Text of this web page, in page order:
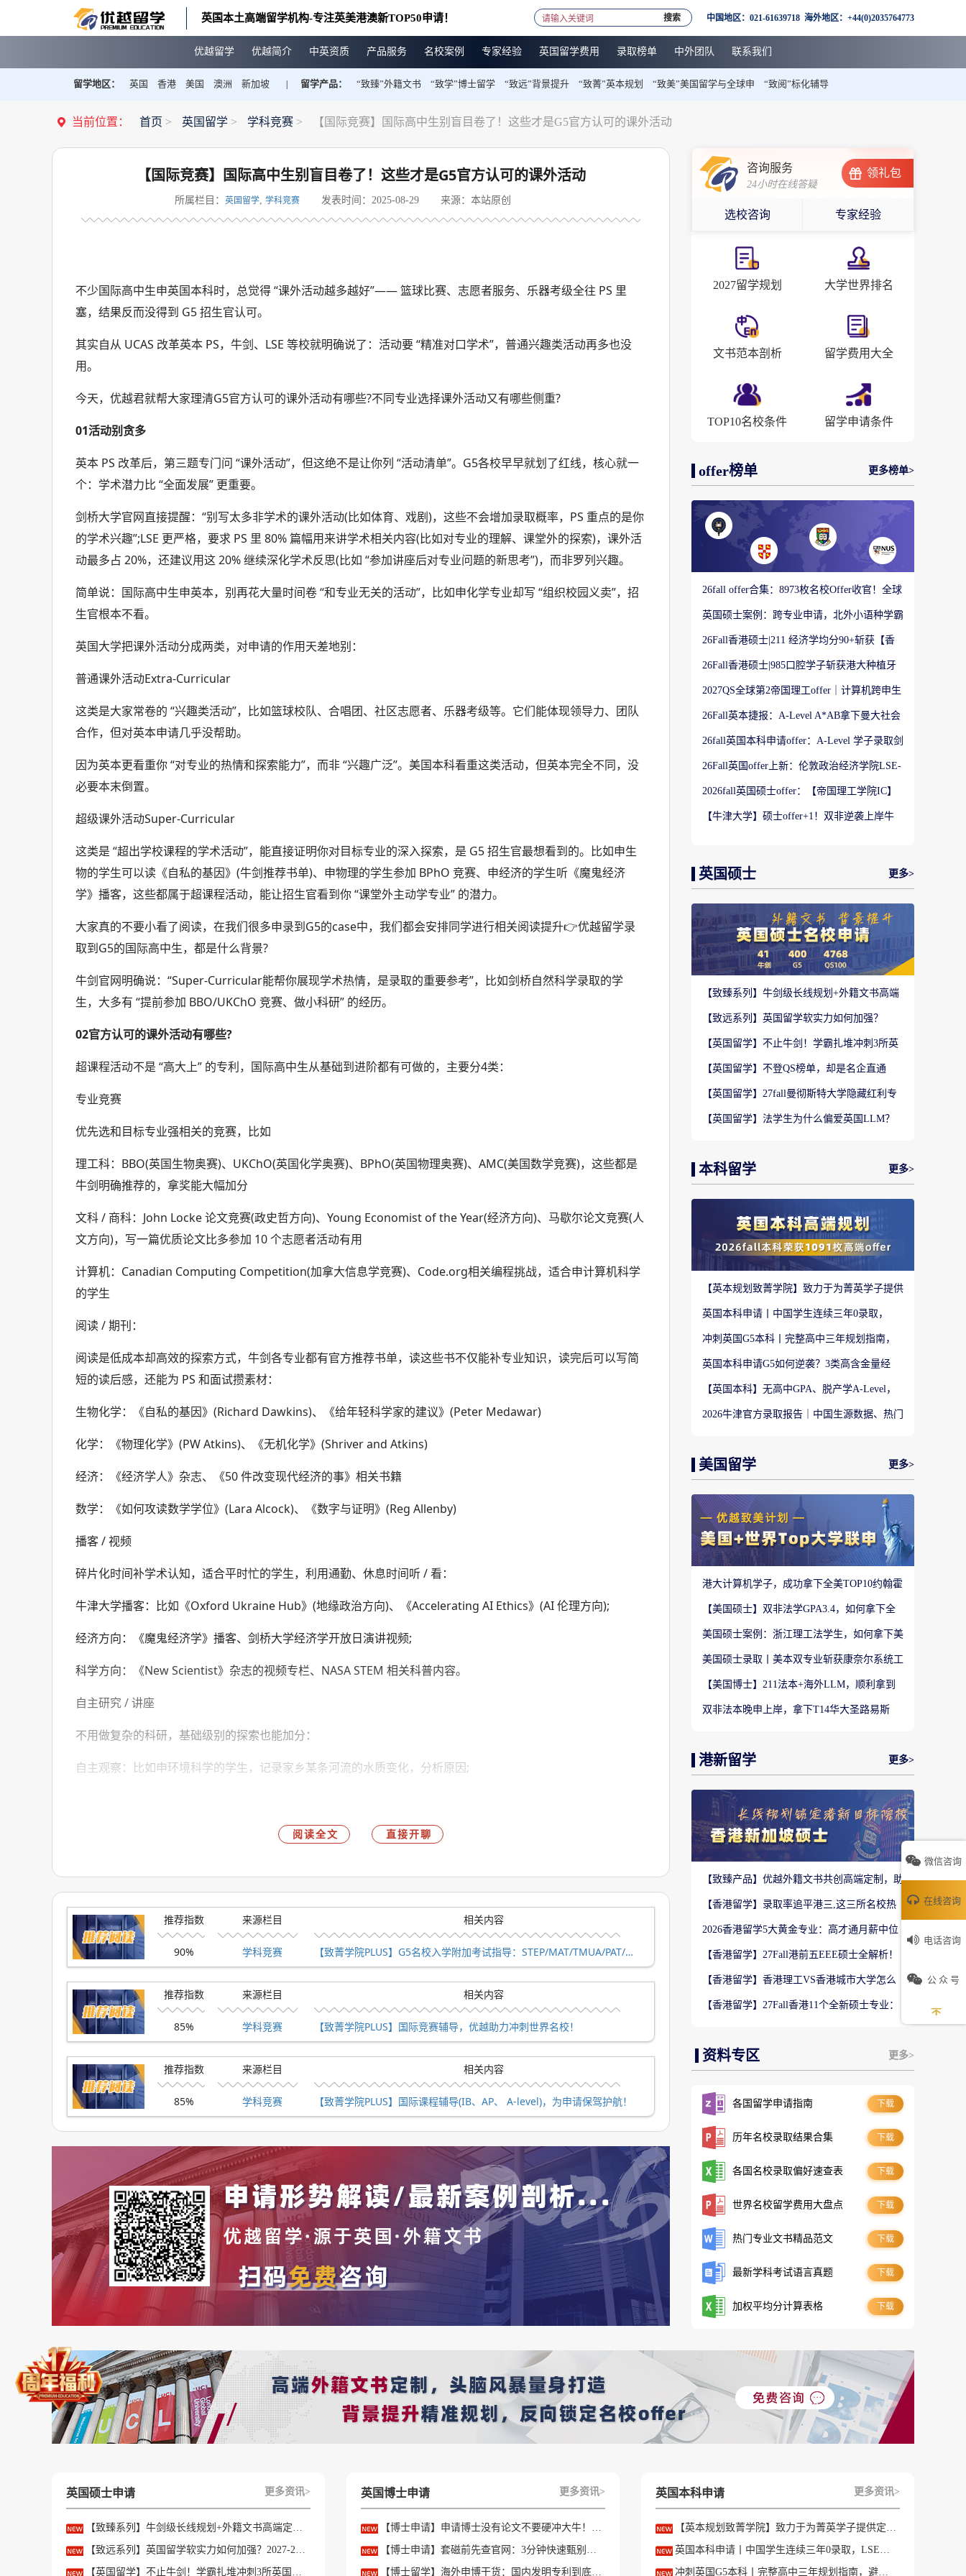
英国本土高端留学机构-专注英美港澳新TOP50申请！ 中国地区：021-61639718 海外地区：+44(0)2035764773
搜索
优越留学 优越简介 中英资质 产品服务 名校案例 专家经验 英国留学费用 录取榜单 中外团队 联系我们
留学地区： 英国 香港 美国 澳洲 新加坡 留学产品： “致臻”外籍文书 “致学”博士留学 “致远”背景提升 “致菁”英本规划 “致美”美国留学与全球申 “致阅”标化辅导
当前位置： 首页 > 英国留学 > 学科竞赛 > 【国际竞赛】国际高中生别盲目卷了！这些才是G5官方认可的课外活动
【国际竞赛】国际高中生别盲目卷了！这些才是G5官方认可的课外活动
所属栏目： 英国留学, 学科竞赛 发表时间：2025-08-29 来源：本站原创
不少国际高中生申英国本科时，总觉得 “课外活动越多越好”—— 篮球比赛、志愿者服务、乐器考级全往 PS 里
塞，结果反而没得到 G5 招生官认可。
其实自从 UCAS 改革英本 PS，牛剑、LSE 等校就明确说了：活动要 “精准对口学术”，普通兴趣类活动再多也没
用。
今天，优越君就帮大家理清G5官方认可的课外活动有哪些?不同专业选择课外活动又有哪些侧重?
01活动别贪多
英本 PS 改革后，第三题专门问 “课外活动”，但这绝不是让你列 “活动清单”。G5各校早早就划了红线，核心就一
个：学术潜力比 “全面发展” 更重要。
剑桥大学官网直接提醒：“别写太多非学术的课外活动(比如体育、戏剧)，这些不会增加录取概率，PS 重点的是你
的学术兴趣”;LSE 更严格，要求 PS 里 80% 篇幅用来讲学术相关内容(比如对专业的理解、课堂外的探索)，课外活
动最多占 20%，还建议用这 20% 继续深化学术反思(比如 “参加讲座后对专业问题的新思考”)，而非罗列兴趣。
简单说：国际高中生申英本，别再花大量时间卷 “和专业无关的活动”，比如申化学专业却写 “组织校园义卖”，招
生官根本不看。
英国大学把课外活动分成两类，对申请的作用天差地别：
普通课外活动Extra-Curricular
这类是大家常卷的 “兴趣类活动”，比如篮球校队、合唱团、社区志愿者、乐器考级等。它们能体现领导力、团队
合作，但对英本申请几乎没帮助。
因为英本更看重你 “对专业的热情和探索能力”，而非 “兴趣广泛”。美国本科看重这类活动，但英本完全不同，没
必要本末倒置。
超级课外活动Super-Curricular
这类是 “超出学校课程的学术活动”，能直接证明你对目标专业的深入探索，是 G5 招生官最想看到的。比如申生
物的学生可以读《自私的基因》(牛剑推荐书单)、申物理的学生参加 BPhO 竞赛、申经济的学生听《魔鬼经济
学》播客，这些都属于超课程活动，能让招生官看到你 “课堂外主动学专业” 的潜力。
大家真的不要小看了阅读，在我们很多申录到G5的case中，我们都会安排同学进行相关阅读提升👉优越留学录
取到G5的国际高中生，都是什么背景?
牛剑官网明确说：“Super-Curricular能帮你展现学术热情，是录取的重要参考”，比如剑桥自然科学录取的学
生，大多有 “提前参加 BBO/UKChO 竞赛、做小科研” 的经历。
02官方认可的课外活动有哪些?
超课程活动不是 “高大上” 的专利，国际高中生从基础到进阶都有可做的，主要分4类：
专业竞赛
优先选和目标专业强相关的竞赛，比如
理工科：BBO(英国生物奥赛)、UKChO(英国化学奥赛)、BPhO(英国物理奥赛)、AMC(美国数学竞赛)，这些都是
牛剑明确推荐的，拿奖能大幅加分
文科 / 商科：John Locke 论文竞赛(政史哲方向)、Young Economist of the Year(经济方向)、马歇尔论文竞赛(人
文方向)，写一篇优质论文比多参加 10 个志愿者活动有用
计算机：Canadian Computing Competition(加拿大信息学竞赛)、Code.org相关编程挑战，适合申计算机科学
的学生
阅读 / 期刊：
阅读是低成本却高效的探索方式，牛剑各专业都有官方推荐书单，读这些书不仅能补专业知识，读完后可以写简
短的读后感，还能为 PS 和面试攒素材：
生物化学：《自私的基因》(Richard Dawkins)、《给年轻科学家的建议》(Peter Medawar)
化学：《物理化学》(PW Atkins)、《无机化学》(Shriver and Atkins)
经济：《经济学人》杂志、《50 件改变现代经济的事》相关书籍
数学：《如何攻读数学学位》(Lara Alcock)、《数字与证明》(Reg Allenby)
播客 / 视频
碎片化时间补学术认知，适合平时忙的学生，利用通勤、休息时间听 / 看：
牛津大学播客：比如《Oxford Ukraine Hub》(地缘政治方向)、《Accelerating AI Ethics》(AI 伦理方向);
经济方向：《魔鬼经济学》播客、剑桥大学经济学开放日演讲视频;
科学方向：《New Scientist》杂志的视频专栏、NASA STEM 相关科普内容。
自主研究 / 讲座
不用做复杂的科研，基础级别的探索也能加分：
自主观察：比如申环境科学的学生，记录家乡某条河流的水质变化，分析原因;
小项目：申计算机的学生用 Geomlab(牛津推荐编程网站)做一个简单的小程序，申工程的学生研究 “可持续能源”
不同专业的超课程活动有明确侧重，国际高中生可以直接对标：
经济专业
阅读：《经济学人》杂志、剑桥经济系推荐书单;
播客：《魔鬼经济学》《50 件改变现代经济的事》;
竞赛：Young Economist of the Year;
网站：国际货币基金组织(IMF)教育板块、英国经济事务研究所(IEA)官网。
自然科学专业
阅读：《费曼物理学讲义》、《New Scientist》杂志;剑桥大学自然科学推荐阅读
*剑桥大学自然科学推荐阅读，上下滑动查看
竞赛：BBO、UKChO、BPhO;
网站：牛津 Sparks(科学科普)、Zooniverse(公民科学项目，可参与简单科研)。
工程专业
阅读：剑桥大学为准工程学生们提供了这些提升兴趣和认知的书籍：
实践：Greenpower(青少年工程竞赛)、牛津工程系开放日活动;
网站：牛津 Sparks 工程板块、《Nature》工程类新闻。
计算机科学专业
播客：牛津计算机系播客、《Programming Throwdown》;
活动：参加学校的编程俱乐部，做一个简单的 APP 或小游戏。
物理专业
阅读全文 直接开聊
推荐指数
90%
来源栏目
学科竞赛
相关内容
【致菁学院PLUS】G5名校入学附加考试指导：STEP/MAT/TMUA/PAT/TSA/ESAT等
推荐指数
85%
来源栏目
学科竞赛
相关内容
【致菁学院PLUS】国际竞赛辅导，优越助力冲刺世界名校！
推荐指数
85%
来源栏目
学科竞赛
相关内容
【致菁学院PLUS】国际课程辅导(IB、AP、 A-level)，为申请保驾护航！
咨询服务
24小时在线答疑
选校咨询 专家经验
领礼包
2027留学规划 大学世界排名
文书范本剖析 留学费用大全
TOP10名校条件 留学申请条件
offer榜单 更多榜单>
26fall offer合集：8973枚名校Offer收官！全球
英国硕士案例：跨专业申请，北外小语种学霸
26Fall香港硕士|211 经济学均分90+斩获【香
26Fall香港硕士|985口腔学子斩获港大种植牙
2027QS全球第2帝国理工offer｜计算机跨申生
26Fall英本捷报：A-Level A*AB拿下曼大社会
26fall英国本科申请offer：A-Level 学子录取剑
26Fall英国offer上新：伦敦政治经济学院LSE-
2026fall英国硕士offer：【帝国理工学院IC】
【牛津大学】硕士offer+1！双非逆袭上岸牛
英国硕士 更多>
【致臻系列】牛剑级长线规划+外籍文书高端
【致远系列】英国留学软实力如何加强？
【英国留学】不止牛剑！学霸扎堆冲刺3所英
【英国留学】不登QS榜单，却是名企直通
【英国留学】27fall曼彻斯特大学隐藏红利专
【英国留学】法学生为什么偏爱英国LLM？
本科留学 更多>
【英本规划致菁学院】致力于为菁英学子提供
英国本科申请丨中国学生连续三年0录取，
冲刺英国G5本科丨完整高中三年规划指南，
英国本科申请G5如何逆袭？3类高含金量经
【英国本科】无高中GPA、脱产学A-Level，
2026牛津官方录取报告｜中国生源数据、热门
美国留学 更多>
港大计算机学子，成功拿下全美TOP10约翰霍
【美国硕士】双非法学GPA3.4，如何拿下全
美国硕士案例：浙江理工法学生，如何拿下美
美国硕士录取丨美本双专业斩获康奈尔系统工
【美国博士】211法本+海外LLM，顺利拿到
双非法本晚申上岸，拿下T14华大圣路易斯
港新留学 更多>
【致臻产品】优越外籍文书共创高端定制，助
【香港留学】录取率追平港三,这三所名校热
2026香港留学5大黄金专业：高才通月薪中位
【香港留学】27Fall港前五EEE硕士全解析！
【香港留学】香港理工VS香港城市大学怎么
【香港留学】27Fall香港11个全新硕士专业：
资料专区 更多>
各国留学申请指南 下载
历年名校录取结果合集 下载
各国名校录取偏好速查表 下载
世界名校留学费用大盘点 下载
热门专业文书精品范文 下载
最新学科考试语言真题 下载
加权平均分计算表格 下载
英国硕士申请 更多资讯>
【致臻系列】牛剑级长线规划+外籍文书高端定制，助力冲刺名校硕士offer！
【致远系列】英国留学软实力如何加强？2027-28fall精准定制背景提升！
【英国留学】不止牛剑！学霸扎堆冲刺3所英国顶尖院校，申请难度不输牛津剑桥
英国博士申请 更多资讯>
【博士申请】申请博士没有论文不要硬冲大牛！学会精准筛选导师
【博士申请】套磁前先查官网：3分钟快速甄别只收985/高绩点的内卷课题组
【博士留学】海外申博干货：国内发明专利到底能不能加分？含金量一文讲透
英国本科申请 更多资讯>
【英本规划致菁学院】致力于为菁英学子提供定制式升学规划服务！
英国本科申请丨中国学生连续三年0录取，LSE这些专业为什么难申？
冲刺英国G5本科丨完整高中三年规划指南，避开 90% 申请者踩过的坑
微信咨询
在线咨询
电话咨询
公 众 号